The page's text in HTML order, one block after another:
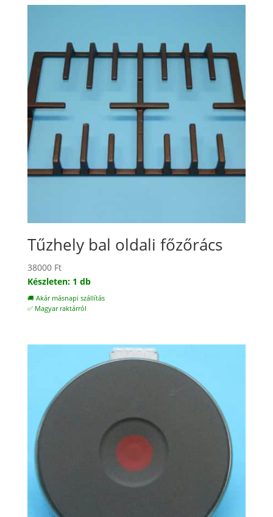
Tűzhely bal oldali főzőrács
38000 Ft
Készleten: 1 db
🚚 Akár másnapi szállítás
✅ Magyar raktárról